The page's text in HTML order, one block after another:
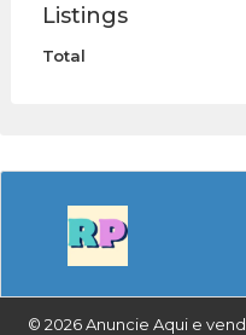
Listings
Total
© 2026 Anuncie Aqui e